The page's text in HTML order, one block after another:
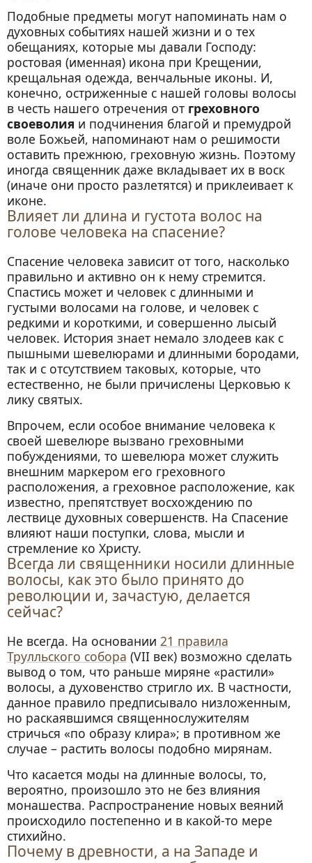
Подобные предметы могут напоминать нам о
духовных событиях нашей жизни и о тех
обещаниях, которые мы давали Господу:
ростовая (именная) икона при Крещении,
крещальная одежда, венчальные иконы. И,
конечно, остриженные с нашей головы волосы
в честь нашего отречения от греховного
своеволия и подчинения благой и премудрой
воле Божьей, напоминают нам о решимости
оставить прежнюю, греховную жизнь. Поэтому
иногда священник даже вкладывает их в воск
(иначе они просто разлетятся) и приклеивает к
иконе.
Влияет ли длина и густота волос на
голове человека на спасение?
Спасение человека зависит от того, насколько
правильно и активно он к нему стремится.
Спастись может и человек с длинными и
густыми волосами на голове, и человек с
редкими и короткими, и совершенно лысый
человек. История знает немало злодеев как с
пышными шевелюрами и длинными бородами,
так и с отсутствием таковых, которые, что
естественно, не были причислены Церковью к
лику святых.
Впрочем, если особое внимание человека к
своей шевелюре вызвано греховными
побуждениями, то шевелюра может служить
внешним маркером его греховного
расположения, а греховное расположение, как
известно, препятствует восхождению по
лествице духовных совершенств. На Спасение
влияют наши поступки, слова, мысли и
стремление ко Христу.
Всегда ли священники носили длинные
волосы, как это было принято до
революции и, зачастую, делается
сейчас?
Не всегда. На основании 21 правила
Трулльского собора (VII век) возможно сделать
вывод о том, что раньше миряне «растили»
волосы, а духовенство стригло их. В частности,
данное правило предписывало низложенным,
но раскаявшимся священнослужителям
стричься «по образу клира»; в противном же
случае – растить волосы подобно мирянам.
Что касается моды на длинные волосы, то,
вероятно, произошло это не без влияния
монашества. Распространение новых веяний
происходило постепенно и в какой-то мере
стихийно.
Почему в древности, а на Западе и